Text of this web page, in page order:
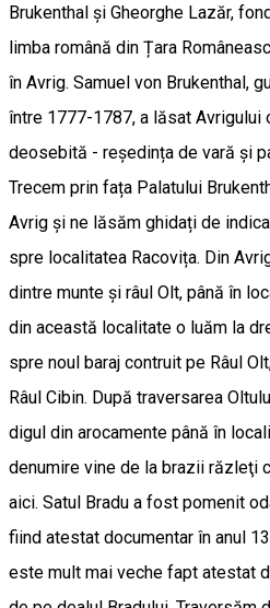
Brukenthal și Gheorghe Lazăr,
limba română din Țara
în Avrig. Samuel von Brukenthal,
între 1777-1787, a lăsat Avrigului
deosebită - reședința de vară și
Trecem prin fața Palatului
Avrig și ne lăsăm ghidați de
spre localitatea Racovița. Din
dintre munte și râul Olt, până în
din această localitate o luăm la
spre noul baraj contruit pe Râul
Râul Cibin. După traversarea
digul din arocamente până în
denumire vine de la brazii răzleţi
aici. Satul Bradu a fost pomenit
fiind atestat documentar în anul
este mult mai veche fapt atestat